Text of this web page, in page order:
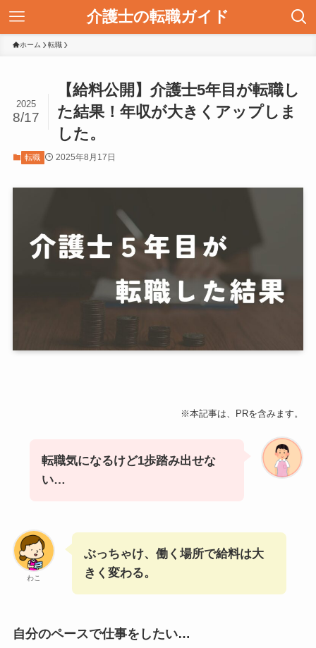
介護士の転職ガイド
ホーム 転職
【給料公開】介護士5年目が転職し
た結果！年収が大きくアップしま
した。
2025
8/17
転職 2025年8月17日
※本記事は、PRを含みます。
転職気になるけど1歩踏み出せな
い…
わこ
ぶっちゃけ、働く場所で給料は大
きく変わる。
自分のペースで仕事をしたい…